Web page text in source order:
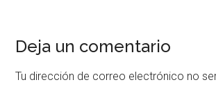
Deja un comentario
Tu dirección de correo electrónico no